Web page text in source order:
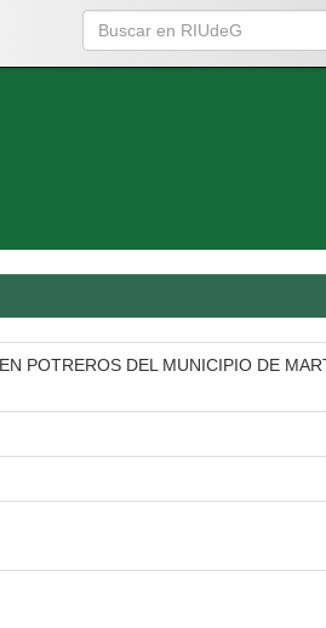
POTREROS DEL MUNICIPIO DE